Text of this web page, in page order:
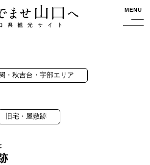
ー山口県観光サイト MENU
・秋吉台・宇部エリア
旧宅・屋敷跡